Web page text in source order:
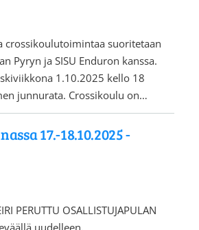
crossikoulutoimintaa suoritetaan
Pyryn ja SISU Enduron kanssa.
1.10.2025 kello 18
junnurata. Crossikoulu on…
17.-18.10.2025 -
PERUTTU OSALLISTUJAPULAN
uudelleen.